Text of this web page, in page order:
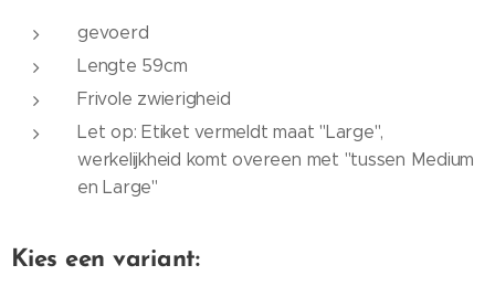
gevoerd
Lengte 59cm
Frivole zwierigheid
Let op: Etiket vermeldt maat "Large",
werkelijkheid komt overeen met "tussen Medium
en Large"
Kies een variant: